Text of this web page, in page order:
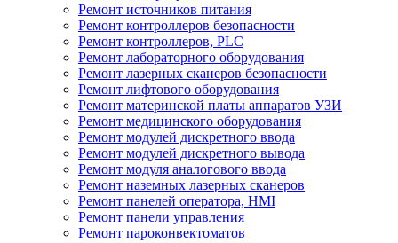
Ремонт источников питания
Ремонт контроллеров безопасности
Ремонт контроллеров, PLC
Ремонт лабораторного оборудования
Ремонт лазерных сканеров безопасности
Ремонт лифтового оборудования
Ремонт материнской платы аппаратов УЗИ
Ремонт медицинского оборудования
Ремонт модулей дискретного ввода
Ремонт модулей дискретного вывода
Ремонт модуля аналогового ввода
Ремонт наземных лазерных сканеров
Ремонт панелей оператора, HMI
Ремонт панели управления
Ремонт пароконвектоматов